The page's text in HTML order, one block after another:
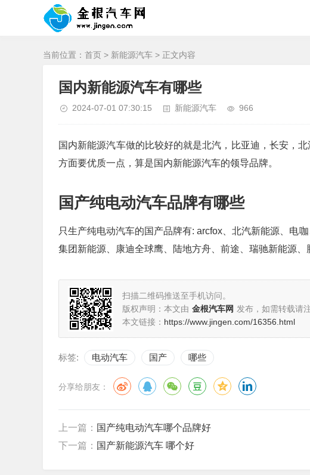
当前位置： 首页 > 新能源汽车 > 正文内容
国内新能源汽车有哪些
2024-07-01 07:30:15 新能源汽车 966
国内新能源汽车做的比较好的就是北汽，比亚迪，长安，
方面要优质一点，算是国内新能源汽车的领导品牌。
国产纯电动汽车品牌有哪些
只生产纯电动汽车的国产品牌有: arcfox、北汽新能源、电
集团新能源、康迪全球鹰、陆地方舟、前途、瑞驰新能源
扫描二维码推送至手机访问。
版权声明：本文由 金根汽车网 发布，如需转载请
本文链接： https://www.jingen.com/16356.html
标签: 电动汽车 国产 哪些
分享给朋友：
上一篇： 国产纯电动汽车哪个品牌好
下一篇： 国产新能源汽车 哪个好